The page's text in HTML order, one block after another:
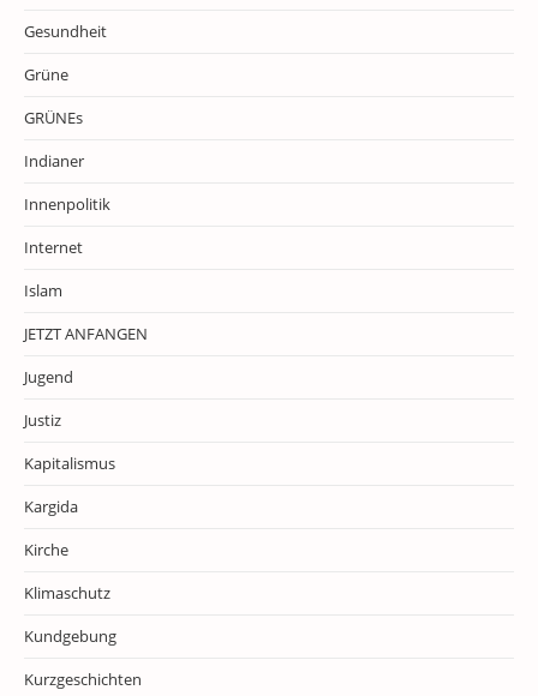
Gesundheit
Grüne
GRÜNEs
Indianer
Innenpolitik
Internet
Islam
JETZT ANFANGEN
Jugend
Justiz
Kapitalismus
Kargida
Kirche
Klimaschutz
Kundgebung
Kurzgeschichten